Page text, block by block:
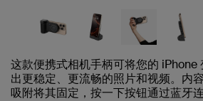
这款便携式相机手柄可将您的 iPhone
出更稳定、更流畅的照片和视频。内
吸附将其固定，按一下按钮通过蓝牙